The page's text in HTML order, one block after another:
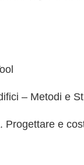
– Metodi e
Progettare e